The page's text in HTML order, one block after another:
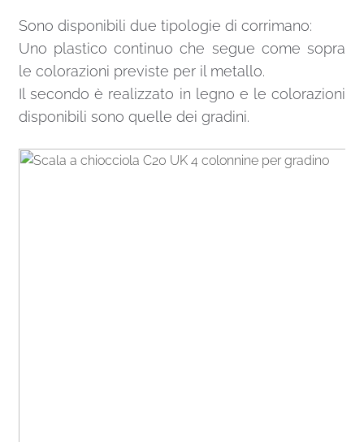
Sono disponibili due tipologie di corrimano:
Uno plastico continuo che segue come sopra
le colorazioni previste per il metallo.
Il secondo è realizzato in legno e le colorazioni
disponibili sono quelle dei gradini.